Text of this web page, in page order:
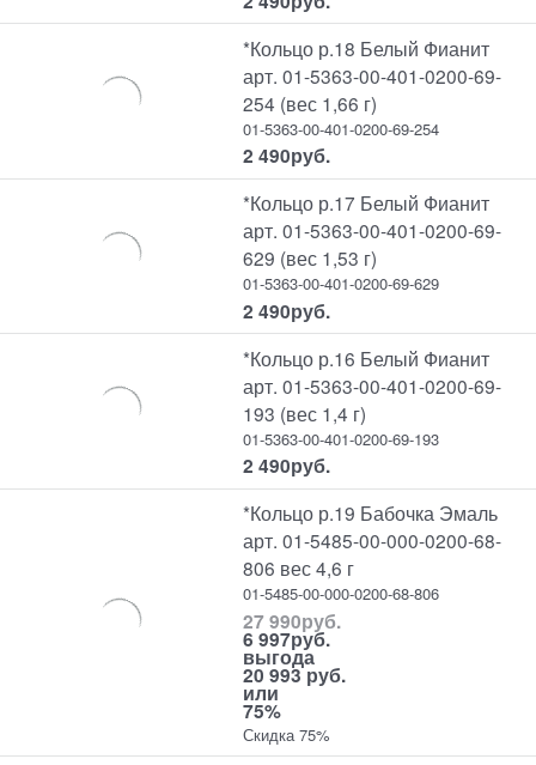
*Кольцо р.18 Белый Фианит
арт. 01-5363-00-401-0200-69-
254 (вес 1,66 г)
01-5363-00-401-0200-69-254
2 490руб.
*Кольцо р.17 Белый Фианит
арт. 01-5363-00-401-0200-69-
629 (вес 1,53 г)
01-5363-00-401-0200-69-629
2 490руб.
*Кольцо р.16 Белый Фианит
арт. 01-5363-00-401-0200-69-
193 (вес 1,4 г)
01-5363-00-401-0200-69-193
2 490руб.
*Кольцо р.19 Бабочка Эмаль
арт. 01-5485-00-000-0200-68-
806 вес 4,6 г
01-5485-00-000-0200-68-806
27 990руб.
6 997руб.
выгода
20 993 руб.
или
75%
Скидка 75%